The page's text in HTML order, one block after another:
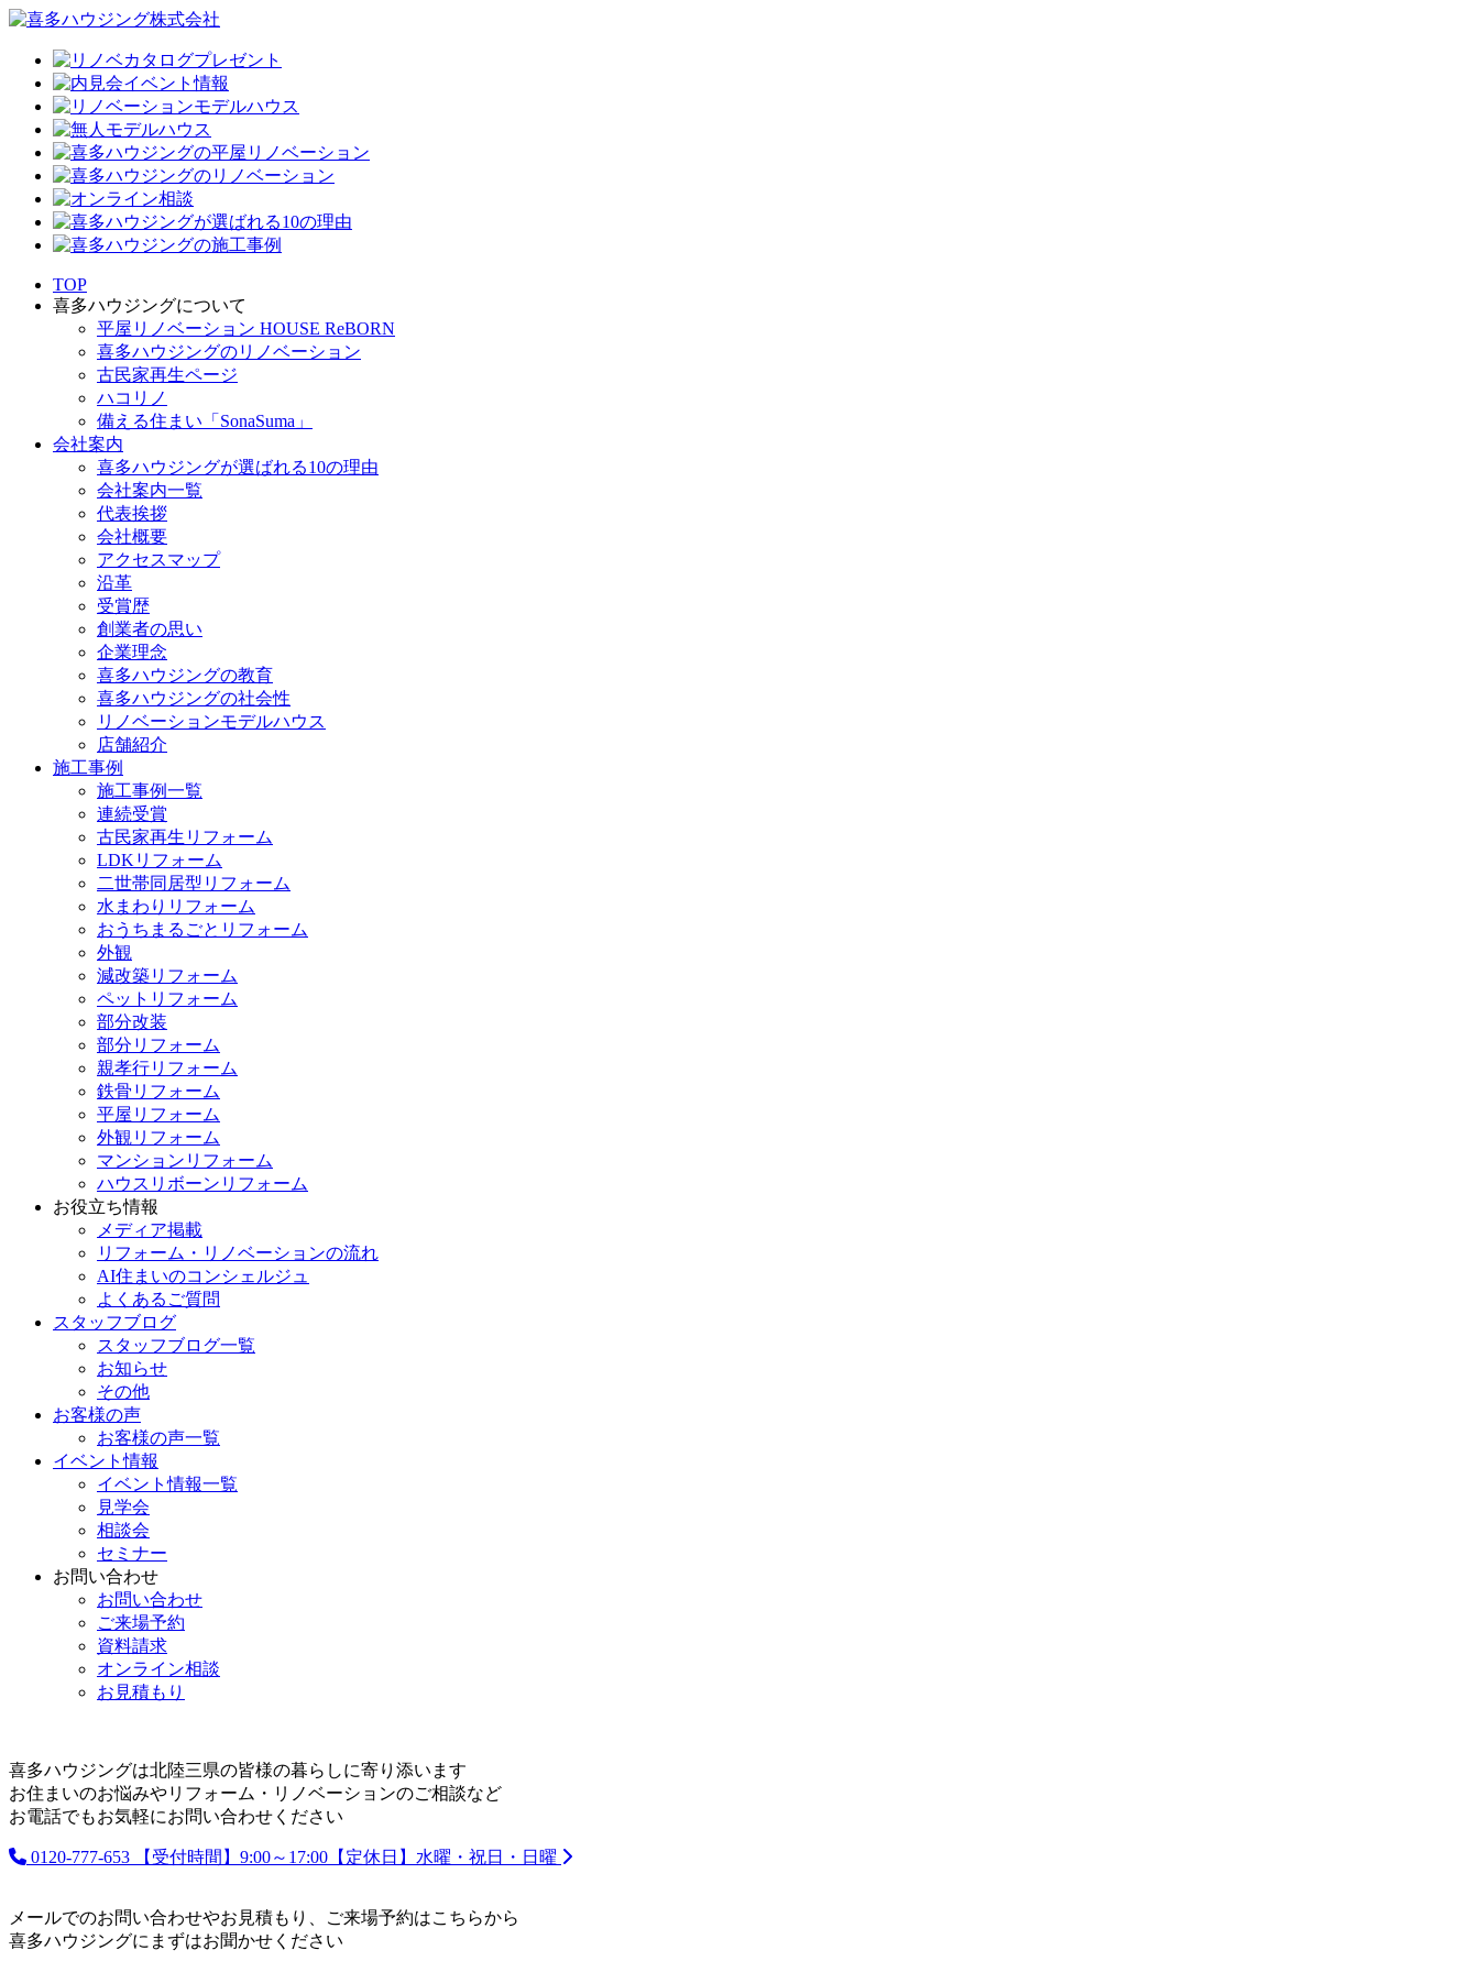
TOP
喜多ハウジングについて
平屋リノベーション HOUSE ReBORN
喜多ハウジングのリノベーション
古民家再生ページ
ハコリノ
備える住まい「SonaSuma」
会社案内
喜多ハウジングが選ばれる10の理由
会社案内一覧
代表挨拶
会社概要
アクセスマップ
沿革
受賞歴
創業者の思い
企業理念
喜多ハウジングの教育
喜多ハウジングの社会性
リノベーションモデルハウス
店舗紹介
施工事例
施工事例一覧
連続受賞
古民家再生リフォーム
LDKリフォーム
二世帯同居型リフォーム
水まわりリフォーム
おうちまるごとリフォーム
外観
減改築リフォーム
ペットリフォーム
部分改装
部分リフォーム
親孝行リフォーム
鉄骨リフォーム
平屋リフォーム
外観リフォーム
マンションリフォーム
ハウスリボーンリフォーム
お役立ち情報
メディア掲載
リフォーム・リノベーションの流れ
AI住まいのコンシェルジュ
よくあるご質問
スタッフブログ
スタッフブログ一覧
お知らせ
その他
お客様の声
お客様の声一覧
イベント情報
イベント情報一覧
見学会
相談会
セミナー
お問い合わせ
お問い合わせ
ご来場予約
資料請求
オンライン相談
お見積もり
喜多ハウジングは北陸三県の皆様の暮らしに寄り添います
お住まいのお悩みやリフォーム・リノベーションのご相談など
お電話でもお気軽にお問い合わせください
0120-777-653 【受付時間】9:00～17:00【定休日】水曜・祝日・日曜
メールでのお問い合わせやお見積もり、ご来場予約はこちらから
喜多ハウジングにまずはお聞かせください